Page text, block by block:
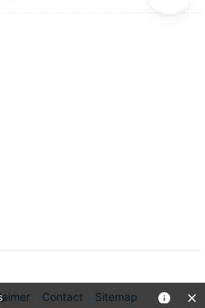
Contact Sitemap